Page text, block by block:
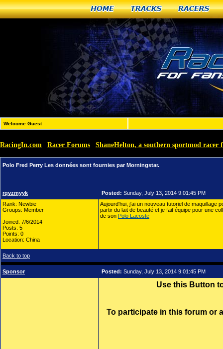
Home Tracks Racers
Welcome Guest
RacingIn.com Racer Forums ShaneHelton, a southern sportmod racer
Polo Fred Perry Les données sont fournies par Morningstar.
rqvzmyyk Posted: Sunday, July 13, 2014 9:01:45 PM
Rank: Newbie
Groups: Member
Joined: 7/6/2014
Posts: 5
Points: 0
Location: China
Aujourd'hui, j'ai un nouveau tutoriel de maquillage
partir du lait de beauté et je fait équipe pour une
de son Polo Lacoste
Back to top
Sponsor Posted: Sunday, July 13, 2014 9:01:45 PM
Use this Button
To participate in this forum or